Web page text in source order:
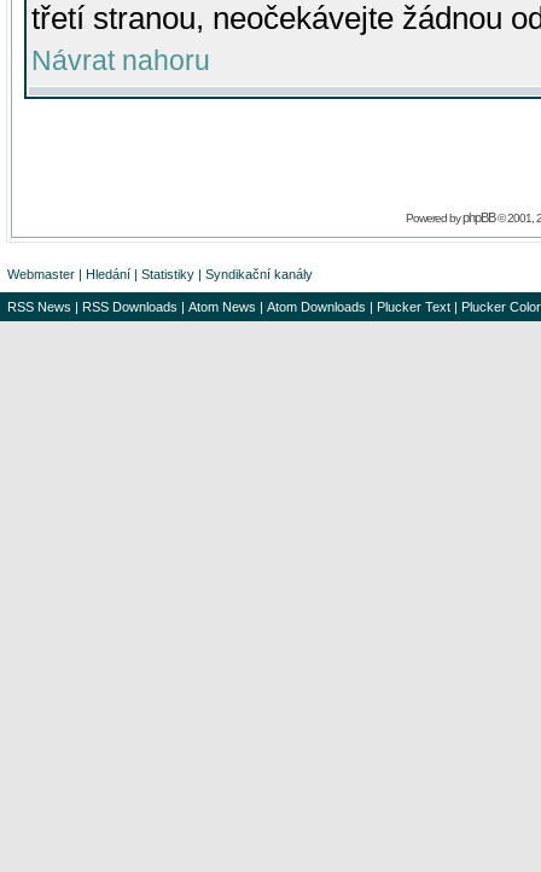
třetí stranou, neočekávejte žádnou
Návrat nahoru
Powered byphpBB© 2001,
Webmaster | Hledání | Statistiky | Syndikační kanály
RSS News | RSS Downloads | Atom News | Atom Downloads | Plucker Text | Plucker Color